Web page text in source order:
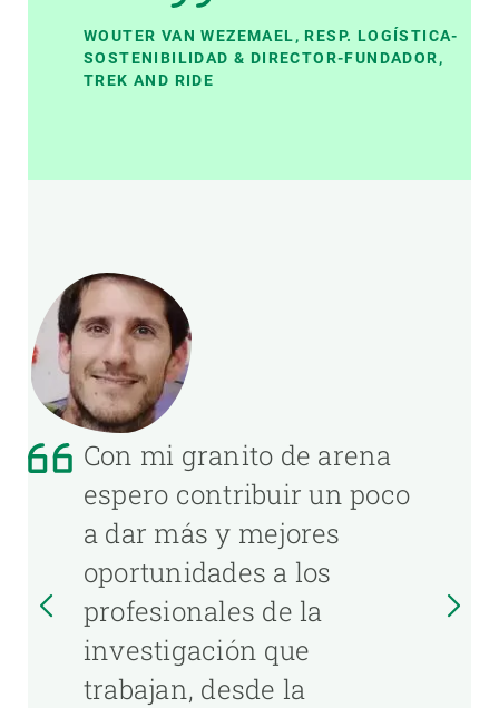
WOUTER VAN WEZEMAEL, RESP. LOGÍSTICA-
SOSTENIBILIDAD & DIRECTOR-FUNDADOR,
TREK AND RIDE
Con mi granito de arena
espero contribuir un poco
a dar más y mejores
oportunidades a los
profesionales de la
investigación que
trabajan, desde la